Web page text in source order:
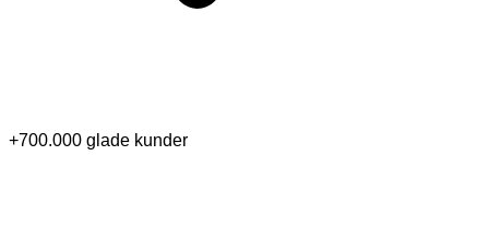
+700.000 glade kunder